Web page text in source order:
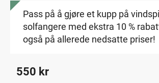
Pass på å gjøre et kupp på
solfangere med ekstra 10 %
også på allerede nedsatte priser!
550 kr